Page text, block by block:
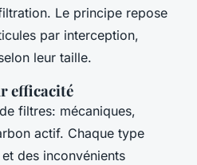
Le principe repose
par interception,
leur taille.
efficacité
filtres: mécaniques,
actif. Chaque type
des inconvénients